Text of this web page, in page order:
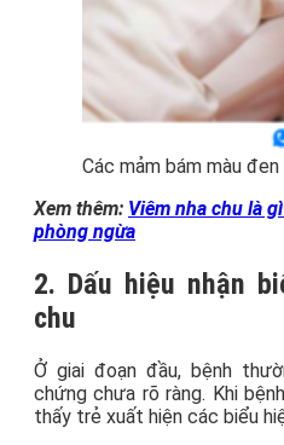
Các mảm bám màu
Xem thêm: Viêm nha chu là
phòng ngừa
2. Dấu hiệu nhận
chu
Ở giai đoạn đầu, bệnh
chứng chưa rõ ràng. Khi
thấy trẻ xuất hiện các biểu